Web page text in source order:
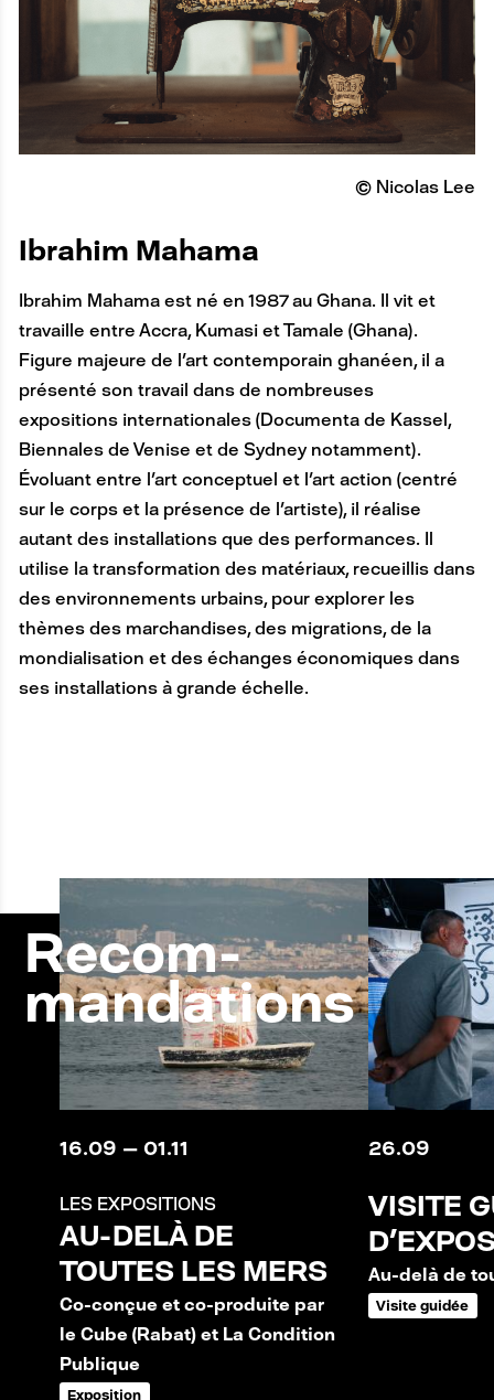
© Nicolas Lee
A
C
R
E
Ibrahim Mahama
Ibrahim Mahama est né en 1987 au Ghana. Il vit et
travaille entre Accra, Kumasi et Tamale (Ghana).
Figure majeure de l'art contemporain ghanéen, il a
présenté son travail dans de nombreuses
expositions internationales (Documenta de Kassel,
Biennales de Venise et de Sydney notamment).
Évoluant entre l'art conceptuel et l'art action (centré
sur le corps et la présence de l'artiste), il réalise
autant des installations que des performances. Il
utilise la transformation des matériaux, recueillis dans
des environnements urbains, pour explorer les
thèmes des marchandises, des migrations, de la
mondialisation et des échanges économiques dans
ses installations à grande échelle.
A
N
C
R
Recom-
mandations
16.09 — 01.11
LES EXPOSITIONS
AU-DELÀ DE
TOUTES LES MERS
Co-conçue et co-produite par
le Cube (Rabat) et La Condition
Publique
Exposition
26.09
VISITE
Au-delà de
Visite guidée